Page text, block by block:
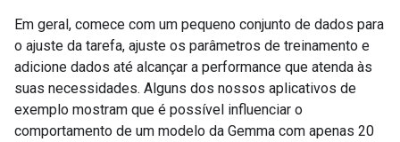
Em geral, comece com um pequeno conjunto de dados para
o ajuste da tarefa, ajuste os parâmetros de treinamento e
adicione dados até alcançar a performance que atenda às
suas necessidades. Alguns dos nossos aplicativos de
exemplo mostram que é possível influenciar o
comportamento de um modelo da Gemma com apenas 20